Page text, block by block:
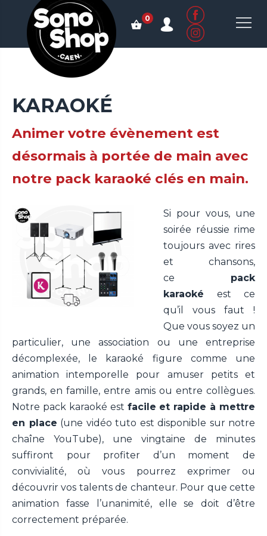
0
KARAOKÉ
Animer votre évènement est
désormais à portée de main avec
notre pack karaoké clés en main.
Si pour vous, une
soirée réussie rime
toujours avec rires
et chansons,
ce pack
karaoké est ce
qu’il vous faut !
Que vous soyez un
particulier, une association ou une entreprise
décomplexée, le karaoké figure comme une
animation intemporelle pour amuser petits et
grands, en famille, entre amis ou entre collègues.
Notre pack karaoké est facile et rapide à mettre
en place (une vidéo tuto est disponible sur notre
chaîne YouTube), une vingtaine de minutes
suffiront pour profiter d’un moment de
convivialité, où vous pourrez exprimer ou
découvrir vos talents de chanteur. Pour que cette
animation fasse l’unanimité, elle se doit d’être
correctement préparée.